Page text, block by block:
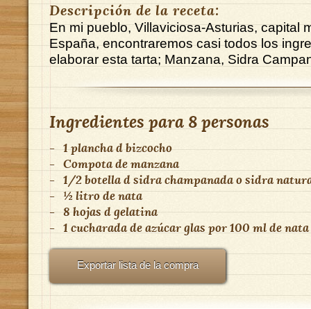
Descripción de la receta:
En mi pueblo, Villaviciosa-Asturias, capital
España, encontraremos casi todos los
elaborar esta tarta; Manzana, Sidra
Ingredientes para 8 personas
- 1 plancha d bizcocho
- Compota de manzana
- 1/2 botella d sidra champanada o sidra
- ½ litro de nata
- 8 hojas d gelatina
- 1 cucharada de azúcar glas por 100 ml de nata
Exportar lista de la compra